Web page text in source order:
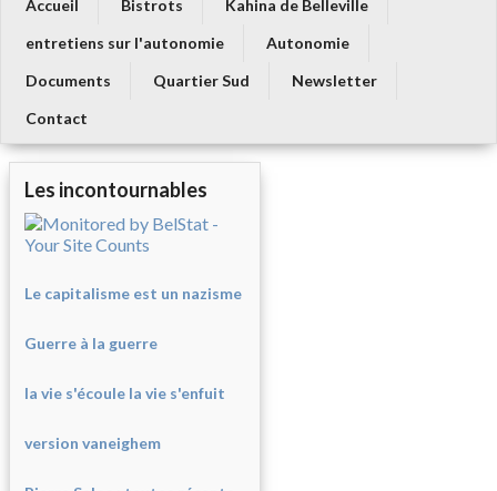
Accueil Bistrots
Kahina de Belleville
entretiens sur l'autonomie
Autonomie
Documents
Quartier Sud
Newsletter
Contact
Les incontournables
Le capitalisme est un nazisme
Guerre à la guerre
la vie s'écoule la vie s'enfuit
version vaneighem